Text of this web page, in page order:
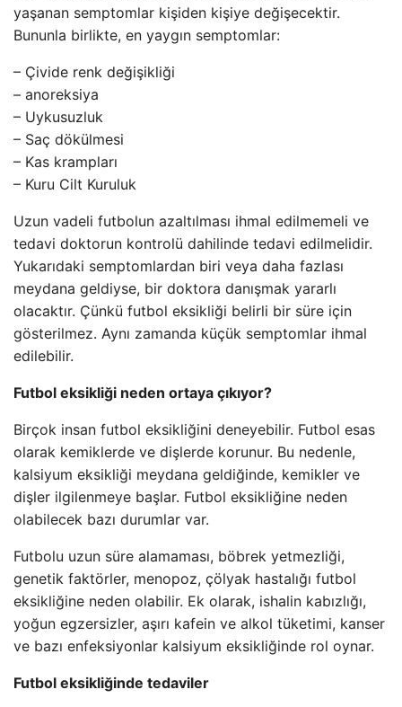
yaşanan semptomlar kişiden kişiye değişecektir.
Bununla birlikte, en yaygın semptomlar:
– Çivide renk değişikliği
– anoreksiya
– Uykusuzluk
– Saç dökülmesi
– Kas krampları
– Kuru Cilt Kuruluk
Uzun vadeli futbolun azaltılması ihmal edilmemeli ve
tedavi doktorun kontrolü dahilinde tedavi edilmelidir.
Yukarıdaki semptomlardan biri veya daha fazlası
meydana geldiyse, bir doktora danışmak yararlı
olacaktır. Çünkü futbol eksikliği belirli bir süre için
gösterilmez. Aynı zamanda küçük semptomlar ihmal
edilebilir.
Futbol eksikliği neden ortaya çıkıyor?
Birçok insan futbol eksikliğini deneyebilir. Futbol esas
olarak kemiklerde ve dişlerde korunur. Bu nedenle,
kalsiyum eksikliği meydana geldiğinde, kemikler ve
dişler ilgilenmeye başlar. Futbol eksikliğine neden
olabilecek bazı durumlar var.
Futbolu uzun süre alamaması, böbrek yetmezliği,
genetik faktörler, menopoz, çölyak hastalığı futbol
eksikliğine neden olabilir. Ek olarak, ishalin kabızlığı,
yoğun egzersizler, aşırı kafein ve alkol tüketimi, kanser
ve bazı enfeksiyonlar kalsiyum eksikliğinde rol oynar.
Futbol eksikliğinde tedaviler